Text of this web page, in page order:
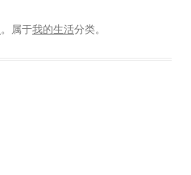
。属于我的生活分类。